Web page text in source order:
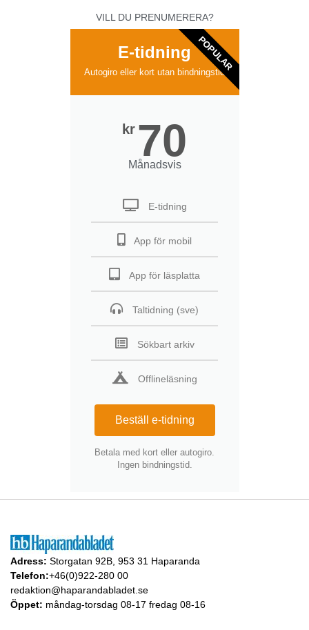
VILL DU PRENUMERERA?
E-tidning
Autogiro eller kort utan bindningstid
kr 70
Månadsvis
E-tidning
App för mobil
App för läsplatta
Taltidning (sve)
Sökbart arkiv
Offlineläsning
Beställ e-tidning
Betala med kort eller autogiro.
Ingen bindningstid.
POPULAR
Adress: Storgatan 92B, 953 31 Haparanda
Telefon:+46(0)922-280 00
redaktion@haparandabladet.se
Öppet: måndag-torsdag 08-17 fredag 08-16